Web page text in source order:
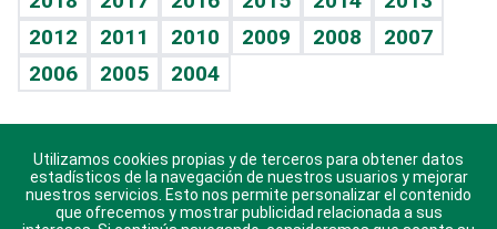
Celebrando la vida
Sin complejos
En pocas palabras
Escuchando al corazón
Economía Personal
2012
2011 2010 2009 2008
2007
2006
2005 2004
Descarga nuestras aplicaciones para Android, iOS y
sistema Huawei.
Utilizamos cookies propias y de terceros para obtener datos
estadísticos de la navegación de nuestros usuarios y mejorar
nuestros servicios. Esto nos permite personalizar el contenido
que ofrecemos y mostrar publicidad relacionada a sus